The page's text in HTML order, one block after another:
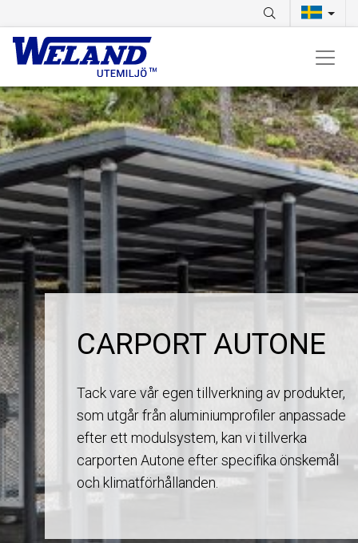
CARPORT AUTONE
Tack vare vår egen tillverkning av produkter,
som utgår från aluminiumprofiler anpassade
efter ett modulsystem, kan vi tillverka
carporten Autone efter specifika önskemål
och klimatförhållanden.